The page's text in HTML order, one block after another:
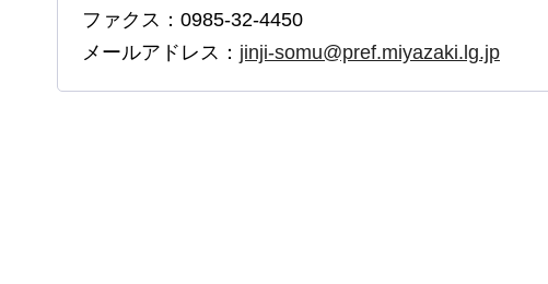
ファクス：0985-32-4450
メールアドレス： jinji-somu@pref.miyazaki.lg.jp